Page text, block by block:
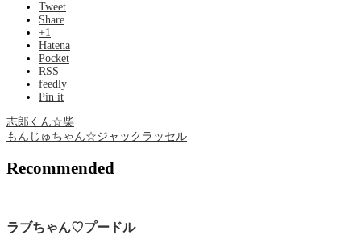
Tweet
Share
+1
Hatena
Pocket
RSS
feedly
Pin it
志郎くん☆柴
もんじゅちゃん☆ジャックラッセル
Recommended
ラブちゃん♡プードル